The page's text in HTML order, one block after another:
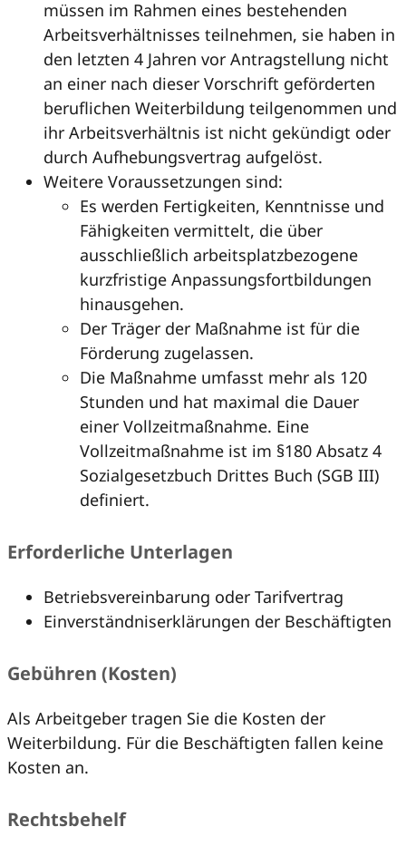
müssen im Rahmen eines bestehenden
Arbeitsverhältnisses teilnehmen, sie haben in
den letzten 4 Jahren vor Antragstellung nicht
an einer nach dieser Vorschrift geförderten
beruflichen Weiterbildung teilgenommen und
ihr Arbeitsverhältnis ist nicht gekündigt oder
durch Aufhebungsvertrag aufgelöst.
Weitere Voraussetzungen sind:
Es werden Fertigkeiten, Kenntnisse und
Fähigkeiten vermittelt, die über
ausschließlich arbeitsplatzbezogene
kurzfristige Anpassungsfortbildungen
hinausgehen.
Der Träger der Maßnahme ist für die
Förderung zugelassen.
Die Maßnahme umfasst mehr als 120
Stunden und hat maximal die Dauer
einer Vollzeitmaßnahme. Eine
Vollzeitmaßnahme ist im §180 Absatz 4
Sozialgesetzbuch Drittes Buch (SGB III)
definiert.
Erforderliche Unterlagen
Betriebsvereinbarung oder Tarifvertrag
Einverständniserklärungen der Beschäftigten
Gebühren (Kosten)
Als Arbeitgeber tragen Sie die Kosten der
Weiterbildung. Für die Beschäftigten fallen keine
Kosten an.
Rechtsbehelf